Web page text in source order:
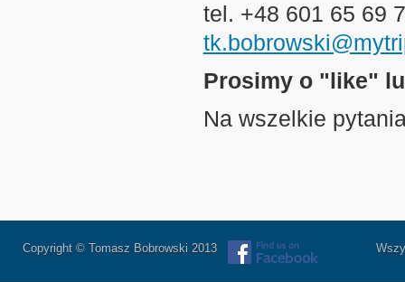
tel. +48 601 65 69
Prosimy o "like"
Na wszelkie
Copyright © Tomasz Bobrowski 2013 Wszystkie